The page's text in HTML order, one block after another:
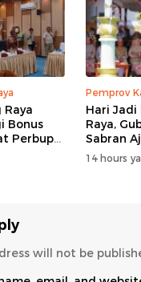
Bonus
Perbup
Pemprov
Hari Jadi
Raya,
Sabran
Sinergi
14 hours
will not be